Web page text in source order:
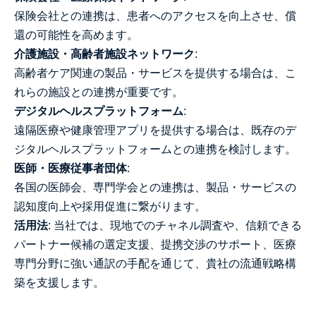
保険会社との連携は、患者へのアクセスを向上させ、償
還の可能性を高めます。
介護施設・高齢者施設ネットワーク:
高齢者ケア関連の製品・サービスを提供する場合は、こ
れらの施設との連携が重要です。
デジタルヘルスプラットフォーム:
遠隔医療や健康管理アプリを提供する場合は、既存のデ
ジタルヘルスプラットフォームとの連携を検討します。
医師・医療従事者団体:
各国の医師会、専門学会との連携は、製品・サービスの
認知度向上や採用促進に繋がります。
活用法: 当社では、現地でのチャネル調査や、信頼できる
パートナー候補の選定支援、提携交渉のサポート、医療
専門分野に強い通訳の手配を通じて、貴社の流通戦略構
築を支援します。